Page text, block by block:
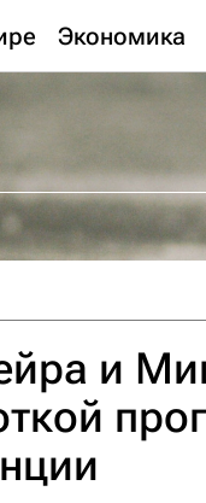
Экономика
и